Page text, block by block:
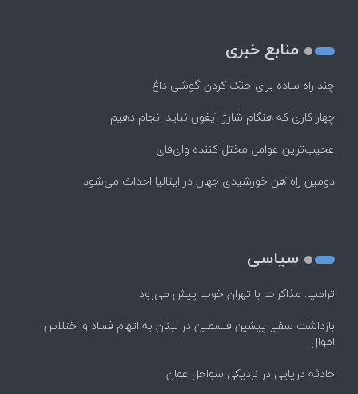
منابع خبری
چند راه‌ ساده برای خنک کردن گوشی داغ
چهار کاری که هنگام شارژ آیفون نباید انجام دهیم
عجیب‌ترین عوامل مختل کننده وای‌فای
دومین راه‌آهن خورشیدی جهان در ایتالیا احداث می‌شود
سیاسی
ترامپ: مذاکرات با تهران خوب پیش می‌رود
بازداشت سفیر پیشین فلسطین در لبنان به اتهام فساد و اختلاس
اموال
حادثه دریایی در نزدیکی سواحل عمان